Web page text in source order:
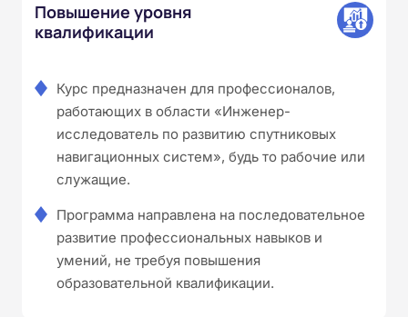
Повышение уровня
квалификации
Курс предназначен для профессионалов,
работающих в области «Инженер-
исследователь по развитию спутниковых
навигационных систем», будь то рабочие или
служащие.
Программа направлена на последовательное
развитие профессиональных навыков и
умений, не требуя повышения
образовательной квалификации.